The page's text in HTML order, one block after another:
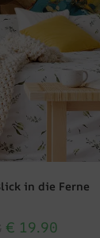
in die Ferne
€ 19.90